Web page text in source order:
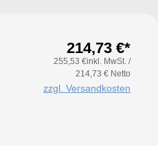
214,73 €*
255,53 €inkl. MwSt. /
214,73 € Netto
zzgl. Versandkosten